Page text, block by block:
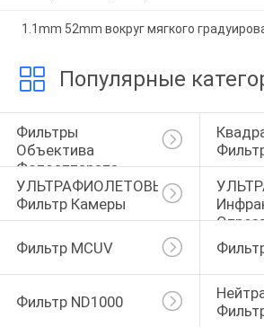
1.1mm 52mm вокруг мягкого
Популярные
Фильтры
Объектива
Фотоаппарата
УЛЬТРАФИОЛЕТОВЫЙ
Фильтр Камеры
Фильтр MCUV
Фильтр ND1000